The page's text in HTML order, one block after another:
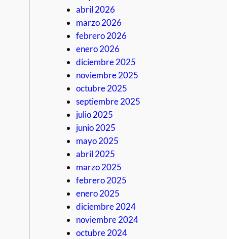
abril 2026
marzo 2026
febrero 2026
enero 2026
diciembre 2025
noviembre 2025
octubre 2025
septiembre 2025
julio 2025
junio 2025
mayo 2025
abril 2025
marzo 2025
febrero 2025
enero 2025
diciembre 2024
noviembre 2024
octubre 2024